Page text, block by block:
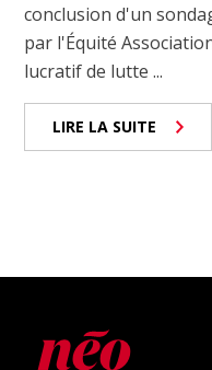
conclusion d'un
par l'Équité
lucratif de lutte ...
LIRE LA SUITE